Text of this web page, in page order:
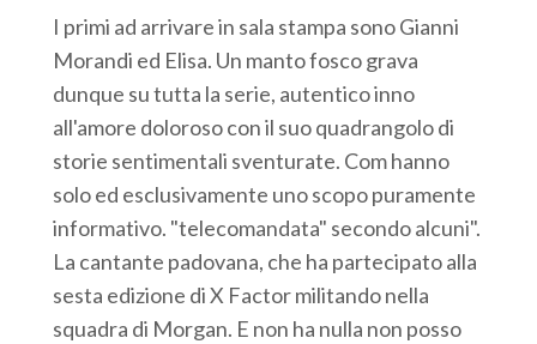
I primi ad arrivare in sala stampa sono Gianni
Morandi ed Elisa. Un manto fosco grava
dunque su tutta la serie, autentico inno
all'amore doloroso con il suo quadrangolo di
storie sentimentali sventurate. Com hanno
solo ed esclusivamente uno scopo puramente
informativo. "telecomandata" secondo alcuni".
La cantante padovana, che ha partecipato alla
sesta edizione di X Factor militando nella
squadra di Morgan. E non ha nulla non posso